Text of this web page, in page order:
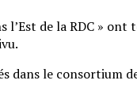
de la RDC »
dans le consortium